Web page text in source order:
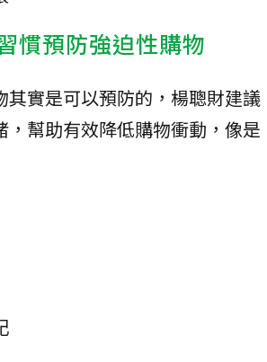
慣預防強迫性購物
其實是可以預防的，楊聰財建
幫助有效降低購物衝動，像是